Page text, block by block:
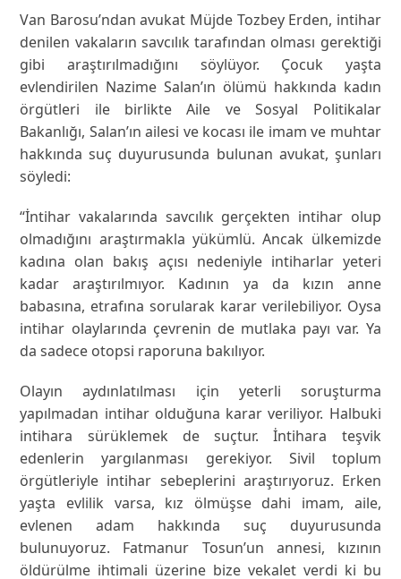
Van Barosu’ndan avukat Müjde Tozbey Erden, intihar
denilen vakaların savcılık tarafından olması gerektiği
gibi araştırılmadığını söylüyor. Çocuk yaşta
evlendirilen Nazime Salan’ın ölümü hakkında kadın
örgütleri ile birlikte Aile ve Sosyal Politikalar
Bakanlığı, Salan’ın ailesi ve kocası ile imam ve muhtar
hakkında suç duyurusunda bulunan avukat, şunları
söyledi:
“İntihar vakalarında savcılık gerçekten intihar olup
olmadığını araştırmakla yükümlü. Ancak ülkemizde
kadına olan bakış açısı nedeniyle intiharlar yeteri
kadar araştırılmıyor. Kadının ya da kızın anne
babasına, etrafına sorularak karar verilebiliyor. Oysa
intihar olaylarında çevrenin de mutlaka payı var. Ya
da sadece otopsi raporuna bakılıyor.
Olayın aydınlatılması için yeterli soruşturma
yapılmadan intihar olduğuna karar veriliyor. Halbuki
intihara sürüklemek de suçtur. İntihara teşvik
edenlerin yargılanması gerekiyor. Sivil toplum
örgütleriyle intihar sebeplerini araştırıyoruz. Erken
yaşta evlilik varsa, kız ölmüşse dahi imam, aile,
evlenen adam hakkında suç duyurusunda
bulunuyoruz. Fatmanur Tosun’un annesi, kızının
öldürülme ihtimali üzerine bize vekalet verdi ki bu